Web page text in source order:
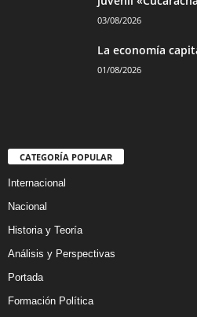
03/08/2026
La economía
01/08/2026
CATEGORÍA POPULAR
Internacional
Nacional
Historia y Teoría
Análisis y Perspectivas
Portada
Formación Política